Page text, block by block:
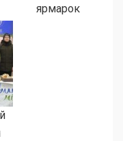
ярмарок